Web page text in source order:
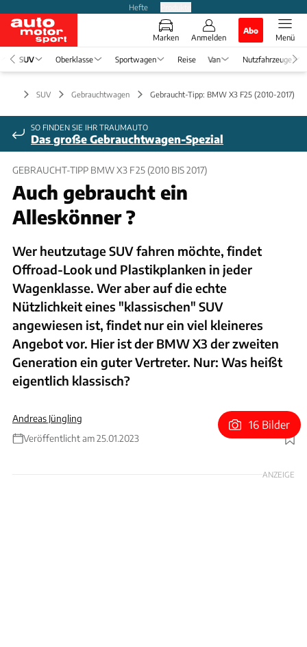
Hefte
Marken Anmelden
Abo
Menü
SUV Oberklasse Sportwagen Reise Van Nutzfahrzeuge
SUV Gebrauchtwagen Gebraucht-Tipp: BMW X3 F25 (2010-2017)
SO FINDEN SIE IHR TRAUMAUTO
Das große Gebrauchtwagen-Spezial
GEBRAUCHT-TIPP BMW X3 F25 (2010 BIS 2017)
Auch gebraucht ein
Alleskönner ?
Wer heutzutage SUV fahren möchte, findet
Offroad-Look und Plastikplanken in jeder
Wagenklasse. Wer aber auf die echte
Nützlichkeit eines "klassischen" SUV
angewiesen ist, findet nur ein viel kleineres
Angebot vor. Hier ist der BMW X3 der zweiten
Generation ein guter Vertreter. Nur: Was heißt
eigentlich klassisch?
Andreas Jüngling
Veröffentlicht am 25.01.2023
Foto: BMW
16 Bilder
ANZEIGE